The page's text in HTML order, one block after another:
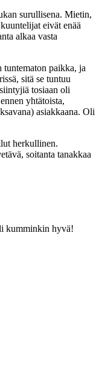
surullisena. Mietin,
eivät enää
alkaa vasta
paikka, ja
sitä se tuntuu
tosiaan oli
yhtätoista,
asiakkaana. Oli
herkullinen.
soitanta tanakkaa
kumminkin hyvä!